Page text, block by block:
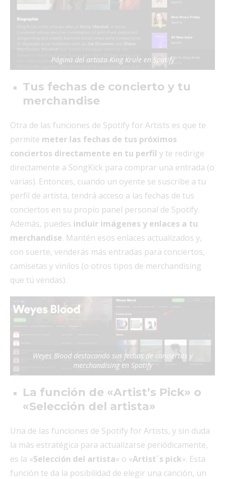
Página del artista King Krule en Spotify
Tus fechas de concierto y tu
merchandise
Otra de las funciones de Spotify for Artists es que te
permite meter las fechas de tus próximos
conciertos directamente en tu perfil y te redirige
directamente a SongKick para comprar una entrada (o
varias). Entonces, cuando un oyente se suscribe a tu
perfil de artista, tendrá acceso a las fechas de tus
conciertos en su propio panel personal de Spotify.
Además, puedes incluir imágenes y enlaces a tu
merchandise. Mantén esos enlaces actualizados y,
con suerte, venderás más entradas para conciertos,
camisetas y vinilos (o otros tipos de merchandising
que tú vendas).
Weyes Blood destacando sus fechas de conciertos y
merchandising en Spotify
La función de «Artist’s Pick» o
«Selección del artista»
Una de las funciones de Spotify for Artists, y sin duda
la más estratégica para actualizarse periódicamente,
es la «Selección del artista» o «Artist´s pick«. Esta
función te da la posibilidad de elegir una canción, un